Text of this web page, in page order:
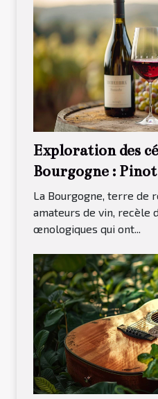
Exploration des
Bourgogne :
Chardonnay
La Bourgogne, terre de
amateurs de vin, recèle
œnologiques qui ont...